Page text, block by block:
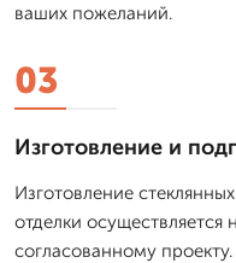
ваших пожеланий.
03
Изготовление и
Изготовление
отделки осуществляется
согласованному